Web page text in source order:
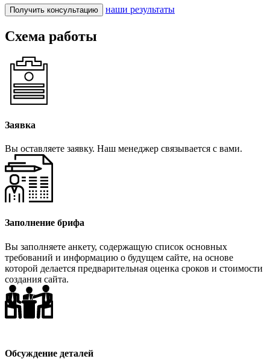
Получить консультацию наши результаты
Схема работы
Заявка
Вы оставляете заявку. Наш менеджер связывается с вами.
Заполнение брифа
Вы заполняете анкету, содержащую список основных
требований и информацию о будущем сайте, на основе
которой делается предварительная оценка сроков и стоимости
создания сайта.
Обсуждение деталей